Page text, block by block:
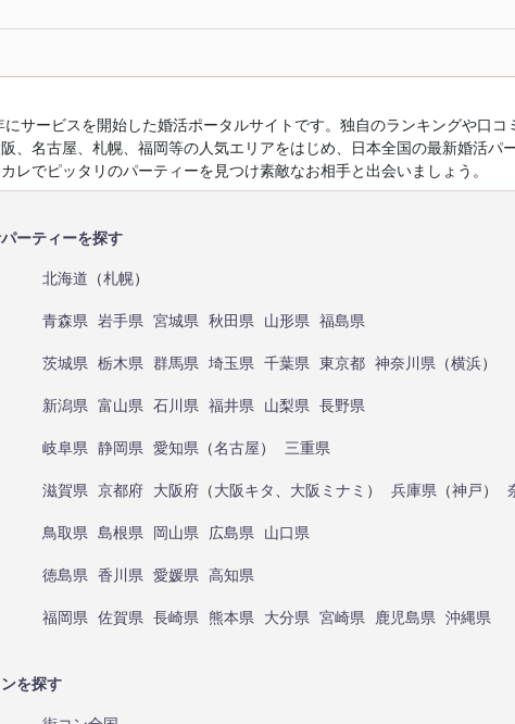
サービスを開始した婚活ポータルサイトです。独自のランキングや口
、名古屋、札幌、福岡等の人気エリアをはじめ、日本全国の最新婚活
レでピッタリのパーティーを見つけ素敵なお相手と出会いましょう。
ーティーを探す
北海道 （札幌）
青森県 岩手県 宮城県 秋田県 山形県 福島県
茨城県 栃木県 群馬県 埼玉県 千葉県 東京都 神奈川県 （横浜）
新潟県 富山県 石川県 福井県 山梨県 長野県
岐阜県 静岡県 愛知県 （名古屋） 三重県
滋賀県 京都府 大阪府 （大阪キタ、 大阪ミナミ ） 兵庫県 （神戸）
鳥取県 島根県 岡山県 広島県 山口県
徳島県 香川県 愛媛県 高知県
福岡県 佐賀県 長崎県 熊本県 大分県 宮崎県 鹿児島県 沖縄県
を探す